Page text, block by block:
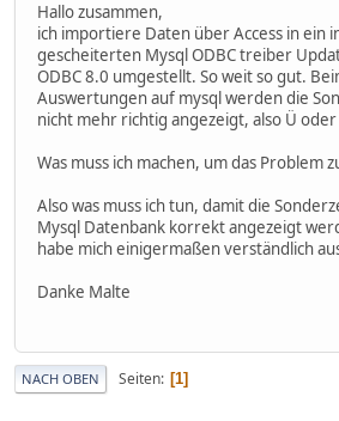
Hallo zusammen,
ich importiere Daten über Access in ein
gescheiterten Mysql ODBC treiber
ODBC 8.0 umgestellt. So weit so gut.
Auswertungen auf mysql werden die
nicht mehr richtig angezeigt, also Ü oder
Was muss ich machen, um das Problem
Also was muss ich tun, damit die
Mysql Datenbank korrekt angezeigt
habe mich einigermaßen verständlich
Danke Malte
NACH OBEN Seiten 1